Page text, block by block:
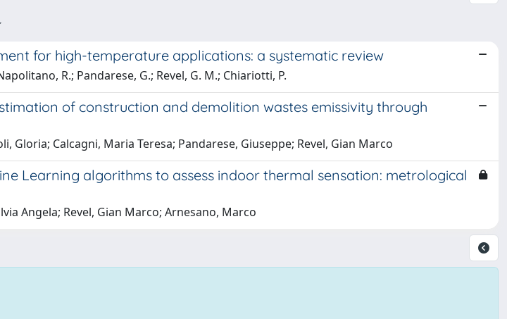
for high-temperature applications: a systematic review
R.; Pandarese, G.; Revel, G. M.; Chiariotti, P.
of construction and demolition wastes emissivity through
Gloria; Calcagni, Maria Teresa; Pandarese, Giuseppe; Revel, Gian Marco
Learning algorithms to assess indoor thermal sensation: metrological
Angela; Revel, Gian Marco; Arnesano, Marco